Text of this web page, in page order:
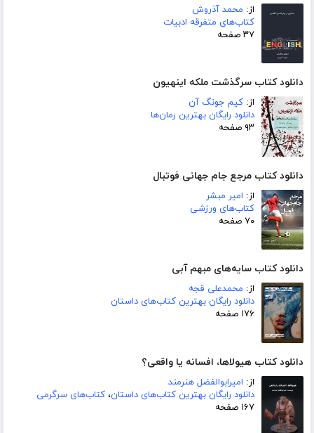
از: محمد آذروش
کتاب‌های متفرقه ادبیات
۳۷ صفحه
دانلود کتاب سرگذشت ملکه اینهیون
از: کیم جونگ آن
دانلود رایگان بهترین رمان‌ها
۹۳ صفحه
دانلود کتاب مرجع جام جهانی فوتبال
از: امیر مبشر
کتاب‌های ورزشی
۷۰ صفحه
دانلود کتاب سایه‌های مبهم آبی
از: محمدعلی قجه
دانلود رایگان بهترین کتاب‌های داستان
۱۷۶ صفحه
دانلود کتاب هیولاها، افسانه یا واقعی؟
از: امیرابوالفضل هنرمند
دانلود رایگان بهترین کتاب‌های داستان، کتاب‌های سرگرمی
۱۶۷ صفحه